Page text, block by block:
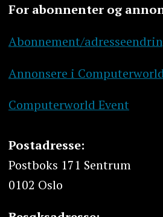
For abonnenter og
Abonnement/
Annonsere i
Computerworld Event
Postadresse:
Postboks 171 Sentrum
0102 Oslo